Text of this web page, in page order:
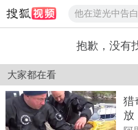
他在逆光中告白
抱歉，没有
大家都在看
猎
放